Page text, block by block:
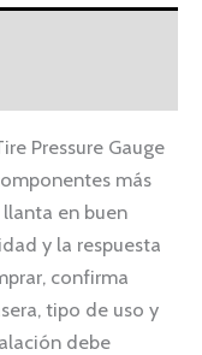
Pressure Gauge
más
en buen
y la respuesta
confirma
tipo de uso y
debe